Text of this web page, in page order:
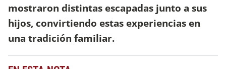
mostraron distintas escapadas junto a sus
hijos, convirtiendo estas experiencias en
una tradición familiar.